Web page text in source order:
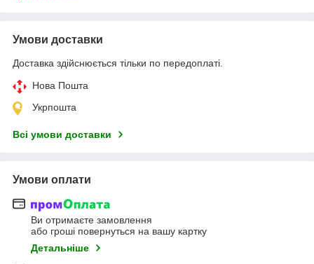
Умови доставки
Доставка здійснюється тільки по передоплаті.
Нова Пошта
Укрпошта
Всі умови доставки
Умови оплати
Ви отримаєте замовлення
або гроші повернуться на вашу картку
Детальніше